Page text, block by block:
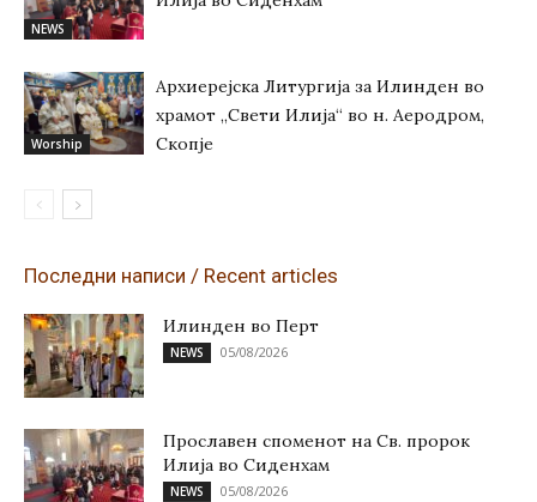
NEWS
Worship
Архиерејска Литургија за Илинден во
храмот „Свети Илија“ во н. Аеродром,
Скопје
Последни написи / Recent articles
Илинден во Перт
NEWS 05/08/2026
Прославен споменот на Св. пророк
Илија во Сиденхам
NEWS 05/08/2026